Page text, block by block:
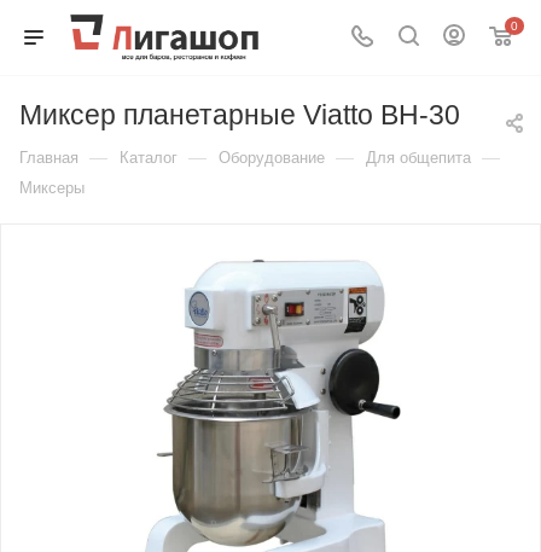
0
Миксер планетарные Viatto BH-30
Главная — Каталог — Оборудование — Для общепита —
Миксеры